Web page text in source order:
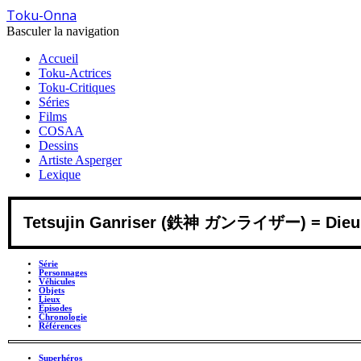
Toku-Onna
Basculer la navigation
Accueil
Toku-Actrices
Toku-Critiques
Séries
Films
COSAA
Dessins
Artiste Asperger
Lexique
Tetsujin Ganriser (鉄神 ガンライザー) =
Série
Personnages
Véhicules
Objets
Lieux
Épisodes
Chronologie
Références
Superhéros